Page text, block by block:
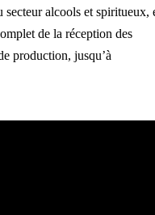
secteur alcools et spiritueux,
de la réception des
production, jusqu’à